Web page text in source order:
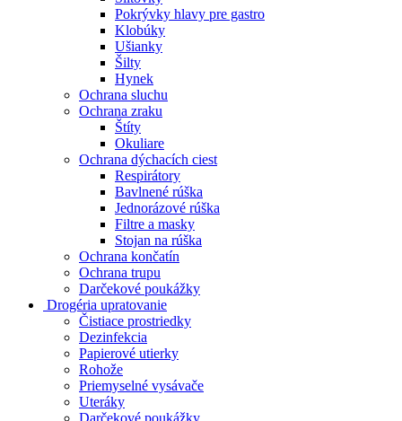
Pokrývky hlavy pre gastro
Klobúky
Ušianky
Šilty
Hynek
Ochrana sluchu
Ochrana zraku
Štíty
Okuliare
Ochrana dýchacích ciest
Respirátory
Bavlnené rúška
Jednorázové rúška
Filtre a masky
Stojan na rúška
Ochrana končatín
Ochrana trupu
Darčekové poukážky
Drogéria upratovanie
Čistiace prostriedky
Dezinfekcia
Papierové utierky
Rohože
Priemyselné vysávače
Uteráky
Darčekové poukážky